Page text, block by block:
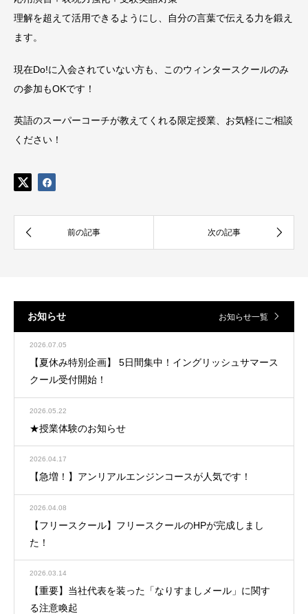
理解を超えて活用できるようにし、自分の言葉で伝える力を鍛え
ます。
現在Do!に入会されていない方も、このウィンタースクールのみ
の参加もOKです！
英語のスーパーコーチが教えてくれる限定授業、お気軽にご相談
ください！
お知らせ お知らせ一覧
2026.07.05
【夏休み特別企画】 5日間集中！イングリッシュサマース
クール受付開始！
2026.05.22
★授業体験のお知らせ
2026.04.17
【急増！】アンリアルエンジンコースが人気です！
2026.04.08
【フリースクール】フリースクールのHPが完成しまし
た！
2026.03.14
【重要】当社代表を装った「なりすましメール」に関す
る注意喚起